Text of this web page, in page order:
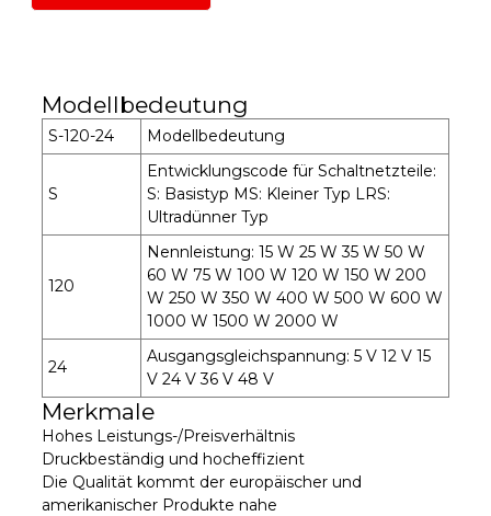
Modellbedeutung
S-120-24 Modellbedeutung
S
Entwicklungscode für Schaltnetzteile:
S: Basistyp MS: Kleiner Typ LRS:
Ultradünner Typ
120
Nennleistung: 15 W 25 W 35 W 50 W
60 W 75 W 100 W 120 W 150 W 200
W 250 W 350 W 400 W 500 W 600 W
1000 W 1500 W 2000 W
24
Ausgangsgleichspannung: 5 V 12 V 15
V 24 V 36 V 48 V
Merkmale
Hohes Leistungs-/Preisverhältnis
Druckbeständig und hocheffizient
Die Qualität kommt der europäischer und
amerikanischer Produkte nahe